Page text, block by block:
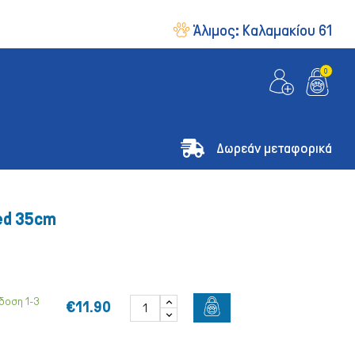
Άλιμος: Καλαμακίου 61
0
Δωρεάν μεταφορικά
35cm
1-3
€11.90